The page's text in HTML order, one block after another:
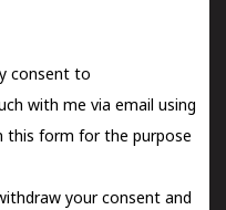
consent to
with me via email using
this form for the purpose
your consent and